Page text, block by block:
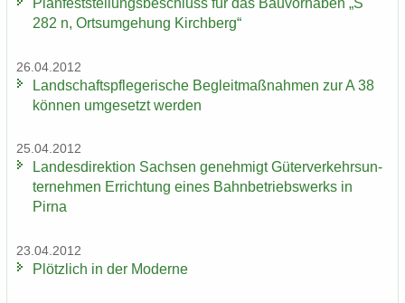
Plan­fest­stel­lungs­be­schluss für das Bau­vor­ha­ben „S
282 n, Orts­um­ge­hung Kirch­berg“
26.04.2012
Land­schafts­pfle­ge­ri­sche Be­gleit­maß­nah­men zur A 38
kön­nen um­ge­setzt wer­den
25.04.2012
Lan­des­di­rek­ti­on Sach­sen ge­neh­migt Gü­ter­ver­kehrs­un­
ter­neh­men Er­rich­tung eines Bahn­be­triebs­werks in
Pirna
23.04.2012
Plötz­lich in der Mo­der­ne